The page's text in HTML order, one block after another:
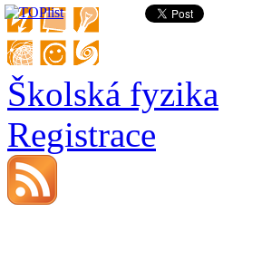
Školská fyzika
Registrace